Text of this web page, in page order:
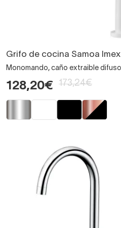
Grifo de cocina Samoa Imex
Monomando, caño extraible
128,20€ 173,24€